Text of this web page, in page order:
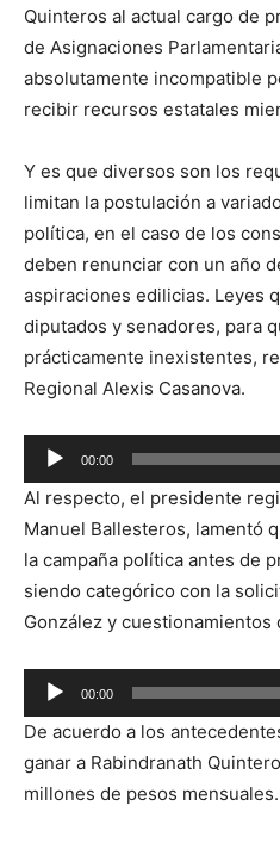
Quinteros al actual cargo de
de Asignaciones
absolutamente incompatible
recibir recursos estatales
Y es que diversos son los
limitan la postulación a
política, en el caso de los
deben renunciar con un año
aspiraciones edilicias. Leyes
diputados y senadores, para
prácticamente inexistentes,
Regional Alexis Casanova.
Reproductor
de
audio
00:00
Al respecto, el presidente
Manuel Ballesteros, lamentó
la campaña política antes de
siendo categórico con la
González y
Reproductor
de
audio
00:00
De acuerdo a los
ganar a Rabindranath
millones de pesos mensuales.